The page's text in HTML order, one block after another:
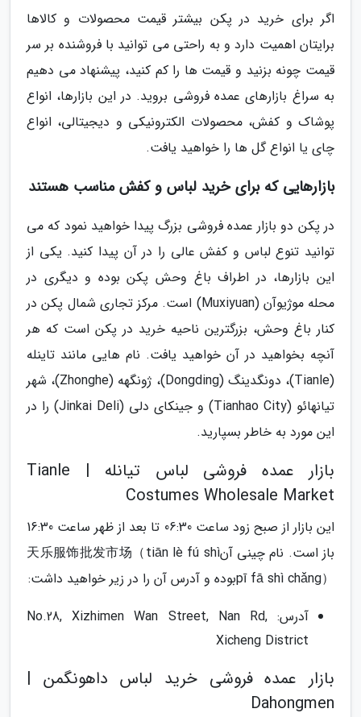
اگر برای خرید در پکن بیشتر قیمت محصولات و کالاها
برایتان اهمیت دارد و به راحتی می توانید با فروشنده بر سر
قیمت چونه بزنید و قیمت ها را کم کنید، پیشنهاد می دهیم
به سراغ بازارهای عمده فروشی بروید. در این بازارها، انواع
پوشاک و کفش، محصولات الکترونیکی و دیجیتالی، انواع
چای یا انواع گل ها را خواهید یافت.
بازارهایی که برای خرید لباس و کفش مناسب هستند
در پکن دو بازار عمده فروشی بزرگ پیدا خواهید نمود که می
توانید تنوع لباس و کفش عالی را در آن پیدا کنید. یکی از
این بازارها، در اطراف باغ وحش پکن بوده و دیگری در
محله موژیوآن (Muxiyuan) است. مرکز تجاری شمال پکن در
کنار باغ وحش، بزرگترین ناحیه خرید در پکن است که هر
آنچه بخواهید در آن خواهید یافت. نام هایی مانند تاینله
(Tianle)، دونگدینگ (Dongding)، ژونگهه (Zhonghe)، شهر
تیانهائو (Tianhao City) و جینکای دلی (Jinkai Deli) را در
این مورد به خاطر بسپارید.
بازار عمده فروشی لباس تیانله | Tianle
Costumes Wholesale Market
این بازار از صبح زود ساعت 06:30 تا بعد از ظهر ساعت 16:30
باز است. نام چینی آن天乐服饰批发市场（tiān lè fú shì
pī fā shì chǎng）بوده و آدرس آن را در زیر خواهید داشت:
آدرس: No.28, Xizhimen Wan Street, Nan Rd,
Xicheng District
بازار عمده فروشی خرید لباس داهونگمن |
Dahongmen